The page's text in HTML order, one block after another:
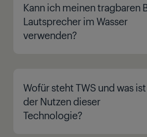
Kann ich meinen tragbaren
Lautsprecher im Wasser
verwenden?
Wofür steht TWS und was ist
der Nutzen dieser
Technologie?